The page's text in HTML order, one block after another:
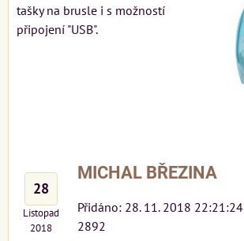
tašky na brusle i s možností
připojení "USB".
28
Listopad
2018
MICHAL BŘEZINA
Přidáno: 28. 11. 2018 22:21:24
2892